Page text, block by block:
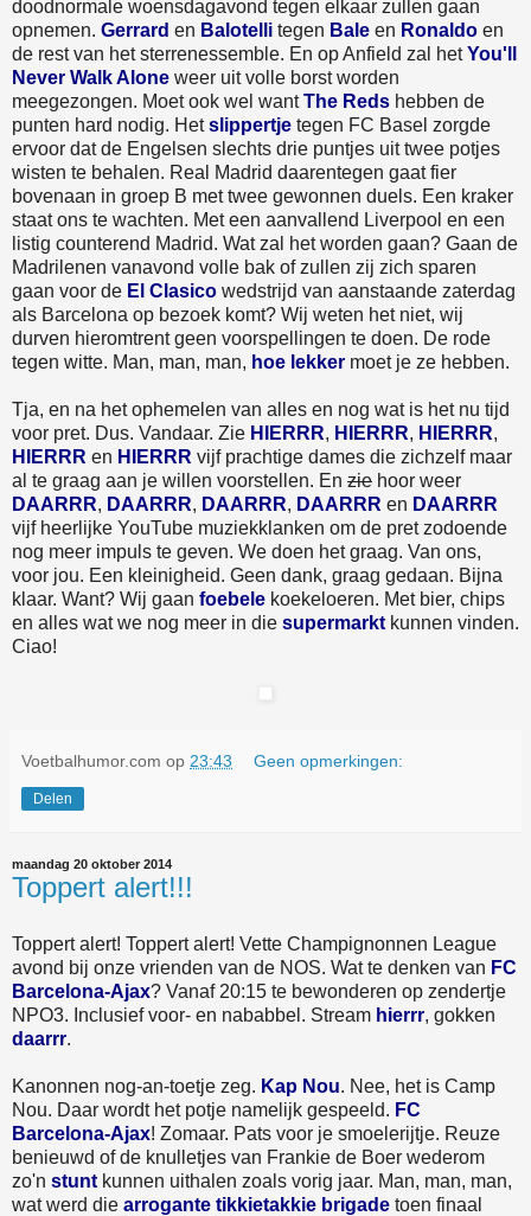
doodnormale woensdagavond tegen elkaar zullen gaan
opnemen. Gerrard en Balotelli tegen Bale en Ronaldo en
de rest van het sterrenessemble. En op Anfield zal hetYou'll
Never Walk Alone weer uit volle borst worden
meegezongen. Moet ook wel wantThe Reds hebben de
punten hard nodig. Hetslippertje tegen FC Basel zorgde
ervoor dat de Engelsen slechts drie puntjes uit twee potjes
wisten te behalen. Real Madrid daarentegen gaat fier
bovenaan in groep B met twee gewonnen duels. Een kraker
staat ons te wachten. Met een aanvallend Liverpool en een
listig counterend Madrid. Wat zal het worden gaan? Gaan de
Madrilenen vanavond volle bak of zullen zij zich sparen
gaan voor de El Clasico wedstrijd van aanstaande zaterdag
als Barcelona op bezoek komt? Wij weten het niet, wij
durven hieromtrent geen voorspellingen te doen. De rode
tegen witte. Man, man, man, hoe lekker moet je ze hebben.
Tja, en na het ophemelen van alles en nog wat is het nu tijd
voor pret. Dus. Vandaar. Zie HIERRR, HIERRR, HIERRR,
HIERRR en HIERRR vijf prachtige dames die zichzelf maar
al te graag aan je willen voorstellen. En zie hoor weer
DAARRR, DAARRR, DAARRR, DAARRR en DAARRR
vijf heerlijke YouTube muziekklanken om de pret zodoende
nog meer impuls te geven. We doen het graag. Van ons,
voor jou. Een kleinigheid. Geen dank, graag gedaan. Bijna
klaar. Want? Wij gaan foebele koekeloeren. Met bier, chips
en alles wat we nog meer in die supermarkt kunnen vinden.
Ciao!
Voetbalhumor.com op 23:43 Geen opmerkingen:
Delen
maandag 20 oktober 2014
Toppert alert!!!
Toppert alert! Toppert alert! Vette Champignonnen League
avond bij onze vrienden van de NOS. Wat te denken van FC
Barcelona-Ajax? Vanaf 20:15 te bewonderen op zendertje
NPO3. Inclusief voor- en nababbel. Stream hierrr, gokken
daarrr.
Kanonnen nog-an-toetje zeg. Kap Nou. Nee, het is Camp
Nou. Daar wordt het potje namelijk gespeeld. FC
Barcelona-Ajax! Zomaar. Pats voor je smoelerijtje. Reuze
benieuwd of de knulletjes van Frankie de Boer wederom
zo'n stunt kunnen uithalen zoals vorig jaar. Man, man, man,
wat werd die arrogante tikkietakkie brigade toen finaal